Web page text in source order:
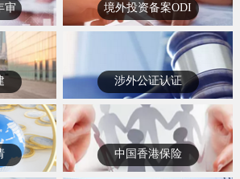
审 境外投资备案ODI
涉外公证认证
中国香港保险